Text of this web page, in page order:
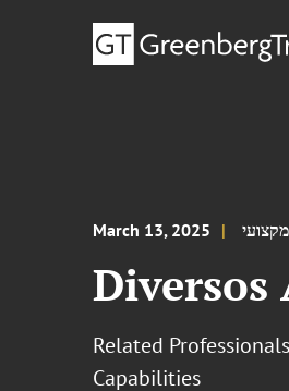
March 13, 2025
Diversos
Related Professionals
Capabilities